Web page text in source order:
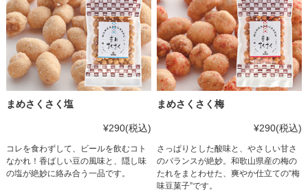
まめさくさく塩
¥290(税込)
コレを食わずして、ビールを飲むコト
なかれ！香ばしい豆の風味と、隠し味
の塩が絶妙に絡み合う一品です。
まめさくさく梅
¥290(税込)
さっぱりとした酸味と、やさしい甘さ
のバランスが絶妙。和歌山県産の梅の
たれをまとわせた、爽やか仕立ての“梅
味豆菓子”です。